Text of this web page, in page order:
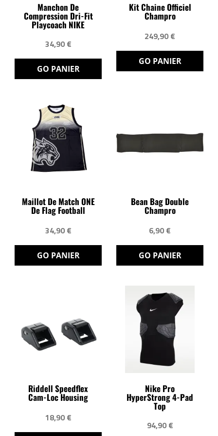
Manchon De
Compression Dri-Fit
Playcoach NIKE
34,90 €
GO PANIER
Kit Chaine Officiel
Champro
249,90 €
GO PANIER
Maillot De Match ONE
De Flag Football
34,90 €
GO PANIER
Bean Bag Double
Champro
6,90 €
GO PANIER
Riddell Speedflex
Cam-Loc Housing
18,90 €
Nike Pro
HyperStrong 4-Pad
Top
94,90 €